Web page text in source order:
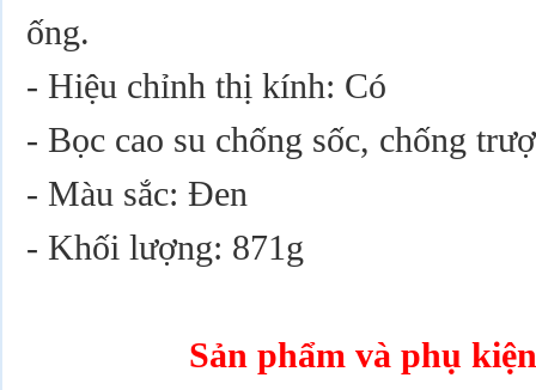
ống.
- Hiệu chỉnh thị kính: Có
- Bọc cao su chống sốc, chống
- Màu sắc: Đen
- Khối lượng: 871g
Sản phẩm và phụ